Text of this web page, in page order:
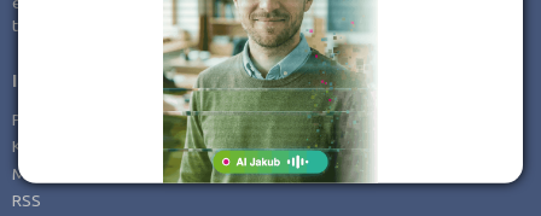
Zemědělské a ekologické
tel:
+420 606 411 115
Informace
Prohlášení o přístupnosti
Kontakt
Mapa serveru
RSS